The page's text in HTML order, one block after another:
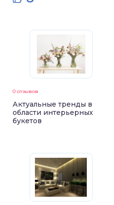
0 отзывов
Актуальные тренды в
области интерьерных
букетов